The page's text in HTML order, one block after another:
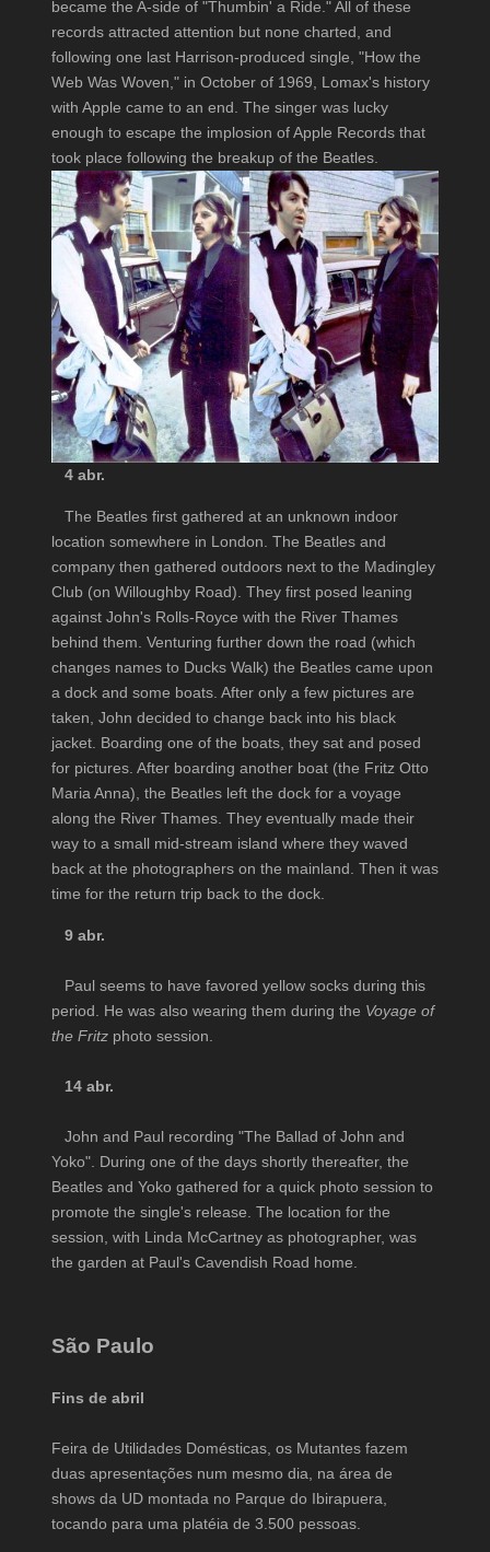
became the A-side of "Thumbin' a Ride." All of these
records attracted attention but none charted, and
following one last Harrison-produced single, "How the
Web Was Woven," in October of 1969, Lomax's history
with Apple came to an end. The singer was lucky
enough to escape the implosion of Apple Records that
took place following the breakup of the Beatles.
4 abr.
The Beatles first gathered at an unknown indoor
location somewhere in London. The Beatles and
company then gathered outdoors next to the Madingley
Club (on Willoughby Road). They first posed leaning
against John's Rolls-Royce with the River Thames
behind them. Venturing further down the road (which
changes names to Ducks Walk) the Beatles came upon
a dock and some boats. After only a few pictures are
taken, John decided to change back into his black
jacket. Boarding one of the boats, they sat and posed
for pictures. After boarding another boat (the Fritz Otto
Maria Anna), the Beatles left the dock for a voyage
along the River Thames. They eventually made their
way to a small mid-stream island where they waved
back at the photographers on the mainland. Then it was
time for the return trip back to the dock.
9 abr.
Paul seems to have favored yellow socks during this
period. He was also wearing them during the Voyage of
the Fritzphoto session.
14 abr.
John and Paul recording "The Ballad of John and
Yoko". During one of the days shortly thereafter, the
Beatles and Yoko gathered for a quick photo session to
promote the single's release. The location for the
session, with Linda McCartney as photographer, was
the garden at Paul's Cavendish Road home.
São Paulo
Fins de abril
Feira de Utilidades Domésticas, os Mutantes fazem
duas apresentações num mesmo dia, na área de
shows da UD montada no Parque do Ibirapuera,
tocando para uma platéia de 3.500 pessoas.